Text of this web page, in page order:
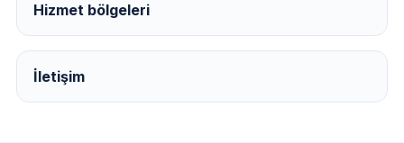
Hizmet bölgeleri
İletişim